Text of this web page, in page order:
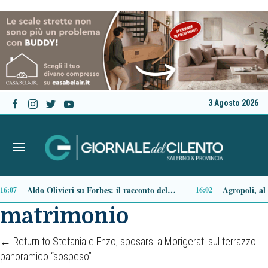
3 Agosto 2026
Moio della Civitella inaugura “Anthea”, opera di Emanuele Stifano e Carla Passarelli dedicata alla forza femminile 15:02
matrimonio
← Return to Stefania e Enzo, sposarsi a Morigerati sul terrazzo
panoramico “sospeso”